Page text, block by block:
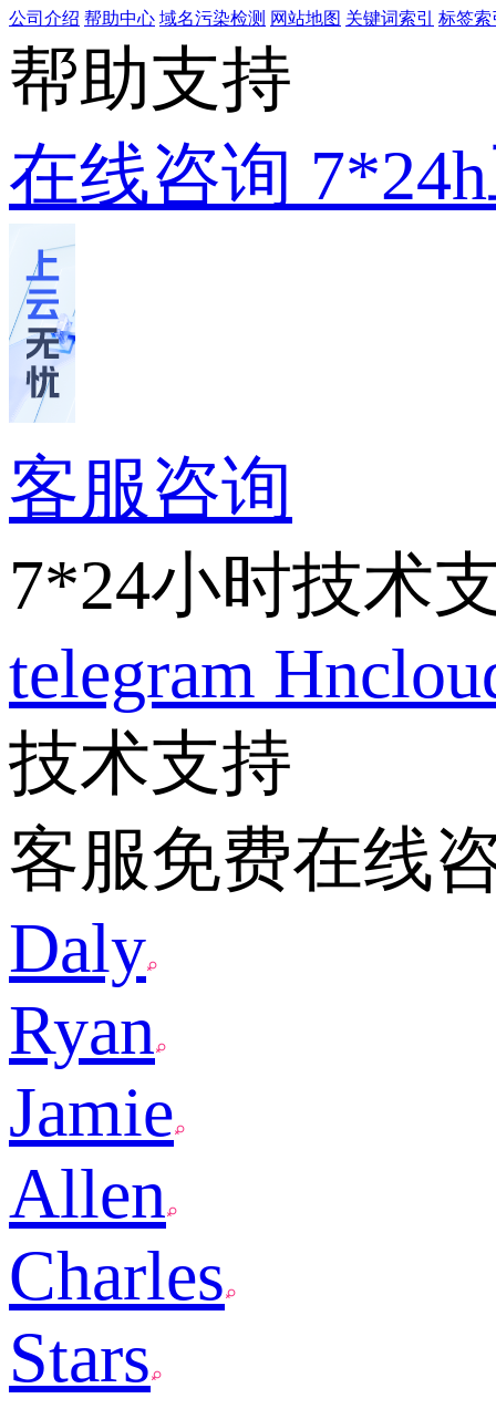
公司介绍 帮助中心 域名污染检测 网站地图 关键词索引 标签索
帮助支持
在线咨询
客服咨询
7*24小时技术
telegram
技术支持
客服免费在线
Daly
Ryan
Jamie
Allen
Charles
Stars